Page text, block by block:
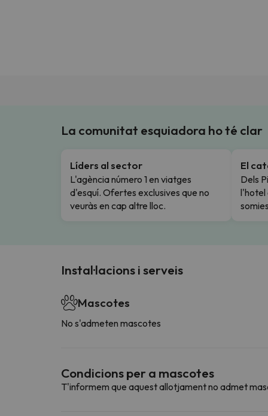
La comunitat esquiadora ho té clar
Líders al sector
L'agència número 1 en viatges
d'esquí. Ofertes exclusives que no
veuràs en cap altre lloc.
El
Dels
l'hotel
Instal·lacions i serveis
Mascotes
No s'admeten mascotes
Condicions per a mascotes
T'informem que aquest allotjament no admet